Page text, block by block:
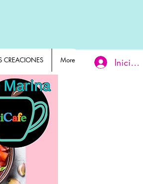
CREACIONES More Iniciar